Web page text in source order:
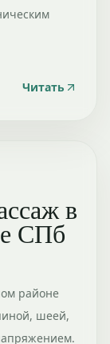
Читать
в
СПб
районе
шеей,